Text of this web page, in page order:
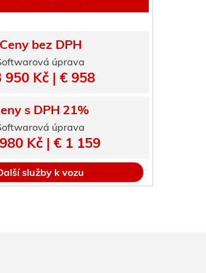
Ceny bez DPH
úprava
950 Kč | € 958
s DPH 21%
úprava
Kč | € 1 159
služby k vozu